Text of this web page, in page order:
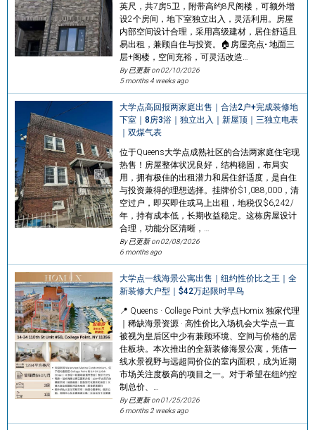
英尺，共7房5卫，附带高约8尺阁楼，可额外增
设2个房间，地下室独立出入，灵活利用。房屋
内部空间设计合理，采用高级建材，居住舒适且
易出租，兼顾自住与投资。🏠房屋亮点• 地面三
层+阁楼，空间充裕，可灵活改造…
By 已更新 on02/10/2026
5 months 4 weeks ago
大学点高回报两家庭出售｜合法2户+完成装修地
下室｜8房3浴｜独立出入｜新屋顶｜三独立电表
｜双煤气表
位于Queens大学点成熟社区的合法两家庭住宅现
热售！房屋整体状况良好，结构稳固，布局实
用，拥有极佳的出租潜力和居住舒适度，是自住
与投资兼得的理想选择。挂牌价$1,088,000，清
空过户，即买即住或马上出租，地税仅$6,242/
年，持有成本低，长期收益稳定。这栋房屋设计
合理，功能分区清晰，…
By 已更新 on02/08/2026
6 months ago
大学点一线海景公寓出售｜纽约性价比之王｜全
新装修大户型｜$42万起限时早鸟
📍 Queens · College Point 大学点Homix 独家代理
｜稀缺海景资源 · 高性价比入场机会大学点一直
被视为皇后区中少有兼顾环境、空间与价格的居
住板块。本次推出的全新装修海景公寓，凭借一
线水景视野与远超同价位的室内面积，成为近期
市场关注度极高的项目之一。对于希望在纽约控
制总价、…
By 已更新 on01/25/2026
6 months 2 weeks ago